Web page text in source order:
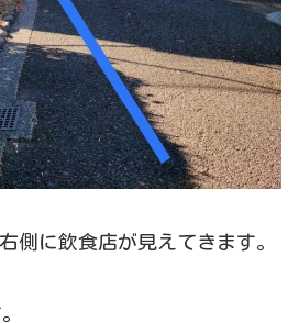
側に飲食店が見えてきます。